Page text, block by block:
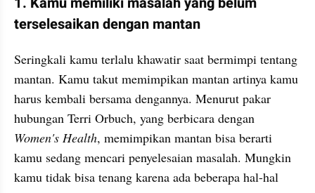
terselesaikan dengan mantan
Seringkali kamu terlalu khawatir saat bermimpi tentang
mantan. Kamu takut memimpikan mantan artinya kamu
harus kembali bersama dengannya. Menurut pakar
hubungan Terri Orbuch, yang berbicara dengan
Women's Health, memimpikan mantan bisa berarti
kamu sedang mencari penyelesaian masalah. Mungkin
kamu tidak bisa tenang karena ada beberapa hal-hal